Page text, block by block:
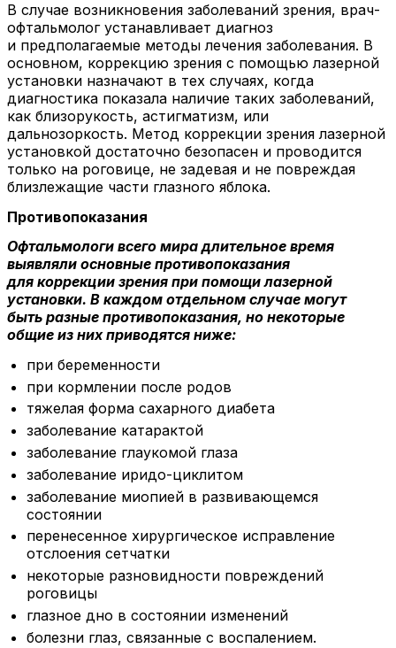
В случае возникновения заболеваний зрения, врач-
офтальмолог устанавливает диагноз
и предполагаемые методы лечения заболевания. В
основном, коррекцию зрения с помощью лазерной
установки назначают в тех случаях, когда
диагностика показала наличие таких заболеваний,
как близорукость, астигматизм, или
дальнозоркость. Метод коррекции зрения лазерной
установкой достаточно безопасен и проводится
только на роговице, не задевая и не повреждая
близлежащие части глазного яблока.
Противопоказания
Офтальмологи всего мира длительное время
выявляли основные противопоказания
для коррекции зрения при помощи лазерной
установки. В каждом отдельном случае могут
быть разные противопоказания, но некоторые
общие из них приводятся ниже:
при беременности
при кормлении после родов
тяжелая форма сахарного диабета
заболевание катарактой
заболевание глаукомой глаза
заболевание иридо-циклитом
заболевание миопией в развивающемся
состоянии
перенесенное хирургическое исправление
отслоения сетчатки
некоторые разновидности повреждений
роговицы
глазное дно в состоянии изменений
болезни глаз, связанные с воспалением.